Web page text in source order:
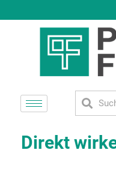
Direkt